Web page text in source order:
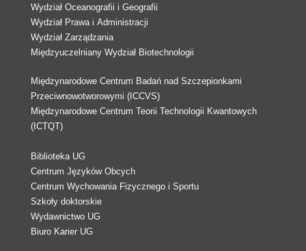
Wydział Oceanografii i Geografii
Wydział Prawa i Administracji
Wydział Zarządzania
Międzyuczelniany Wydział Biotechnologii
Międzynarodowe Centrum Badań nad Szczepionkami
Przeciwnowotworowymi (ICCVS)
Międzynarodowe Centrum Teorii Technologii Kwantowych
(ICTQT)
Biblioteka UG
Centrum Języków Obcych
Centrum Wychowania Fizycznego i Sportu
Szkoły doktorskie
Wydawnictwo UG
Biuro Karier UG